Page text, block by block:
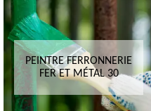
PEINTRE FERRONNERIE
FER ET MÉTAL 30